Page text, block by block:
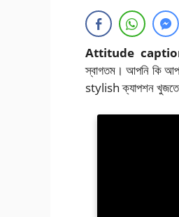
Attitude
স্বাগতম। আপনি কি
stylish ক্যাপশন